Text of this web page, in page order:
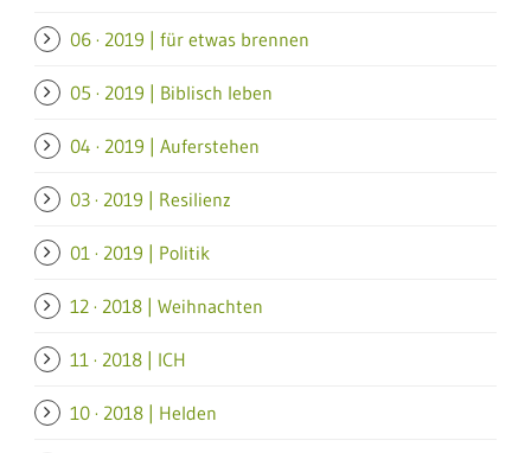
06 · 2019 | für etwas brennen
05 · 2019 | Biblisch leben
04 · 2019 | Auferstehen
03 · 2019 | Resilienz
01 · 2019 | Politik
12 · 2018 | Weihnachten
11 · 2018 | ICH
10 · 2018 | Helden